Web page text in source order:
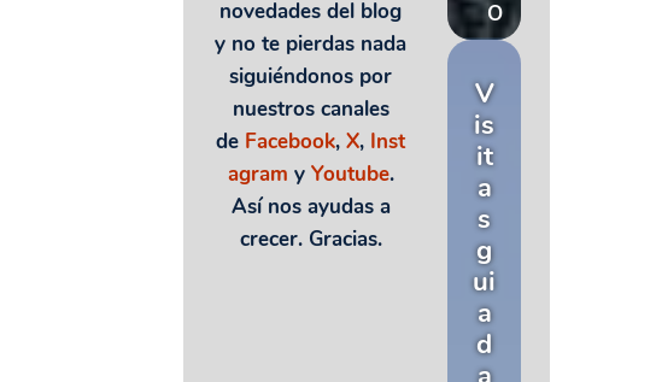
novedades del blog
y no te pierdas nada
siguiéndonos por
nuestros canales
de Facebook,X, Inst
agram y Youtube.
Así nos ayudas a
crecer. Gracias.
O
V
is
it
a
s
g
ui
a
d